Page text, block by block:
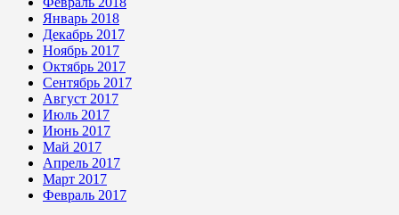
Январь 2018
Декабрь 2017
Ноябрь 2017
Октябрь 2017
Сентябрь 2017
Август 2017
Июль 2017
Июнь 2017
Май 2017
Апрель 2017
Март 2017
Февраль 2017